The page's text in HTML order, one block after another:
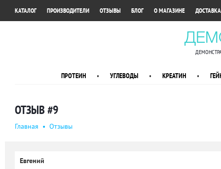
КАТАЛОГ ПРОИЗВОДИТЕЛИ ОТЗЫВЫ БЛОГ О МАГАЗИНЕ
ПРОТЕИН • УГЛЕВОДЫ • КРЕАТИН •
ОТЗЫВ #9
Главная • Oтзывы
Евгений